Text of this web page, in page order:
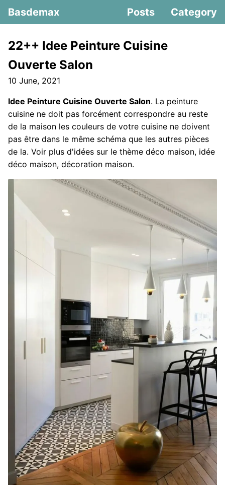
Basdemax Posts Category
22++ Idee Peinture Cuisine
Ouverte Salon
10 June, 2021
Idee Peinture Cuisine Ouverte Salon. La peinture
cuisine ne doit pas forcément correspondre au reste
de la maison les couleurs de votre cuisine ne doivent
pas être dans le même schéma que les autres pièces
de la. Voir plus d'idées sur le thème déco maison, idée
déco maison, décoration maison.